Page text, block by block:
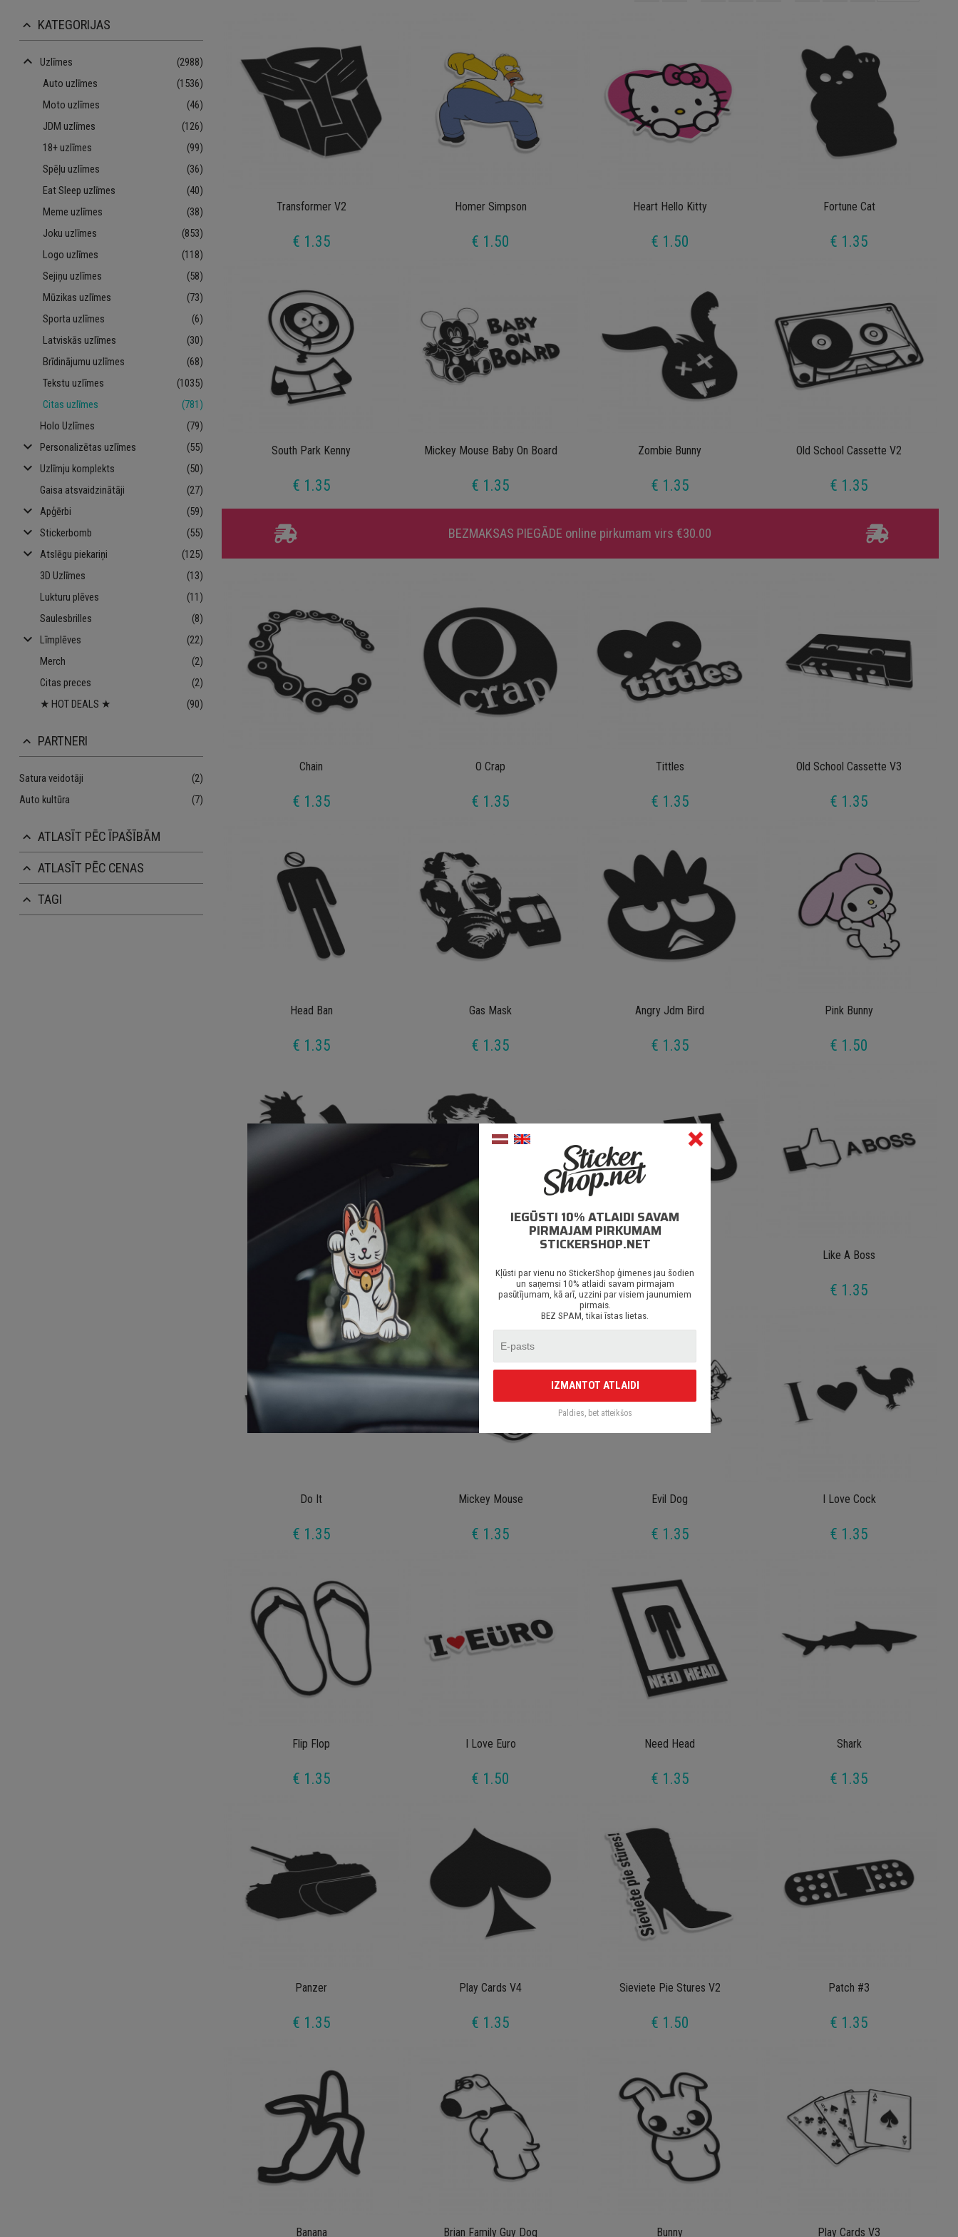
keyboard_arrow_up KATEGORIJAS
keyboard_arrow_up Uzlīmes
(2988)
Auto uzlīmes
(1536)
Moto uzlīmes
(46)
JDM uzlīmes
(126)
18+ uzlīmes
(99)
Spēļu uzlīmes
(36)
Eat Sleep uzlīmes
(40)
Meme uzlīmes
(38)
Joku uzlīmes
(853)
Logo uzlīmes
(118)
Sejiņu uzlīmes
(58)
Mūzikas uzlīmes
(73)
Sporta uzlīmes
(6)
Latviskās uzlīmes
(30)
Brīdinājumu uzlīmes
(68)
Tekstu uzlīmes
(1035)
Citas uzlīmes
(781)
Holo Uzlīmes
(79)
keyboard_arrow_down Personalizētas uzlīmes (55)
keyboard_arrow_down Uzlīmju komplekts
(50)
Gaisa atsvaidzinātāji
(27)
keyboard_arrow_down Apģērbi (59)
keyboard_arrow_down Stickerbomb (55)
keyboard_arrow_down Atslēgu piekariņi
(125)
3D Uzlīmes
(13)
Lukturu plēves
(11)
Saulesbrilles
(8)
keyboard_arrow_down Līmplēves
(22)
Merch
(2)
Citas preces
(2)
★ HOT DEALS ★
(90)
keyboard_arrow_up PARTNERI
Satura veidotāji
(2)
Auto kultūra
(7)
keyboard_arrow_up ATLASĪT PĒC ĪPAŠĪBĀM
keyboard_arrow_up ATLASĪT PĒC CENAS
keyboard_arrow_up TAGI
Transformer V2
€ 1.35
Homer Simpson
€ 1.50
Heart Hello Kitty
€ 1.50
Fortune Cat
€ 1.35
South Park Kenny
€ 1.35
Mickey Mouse Baby On Board
€ 1.35
Zombie Bunny
€ 1.35
Old School Cassette V2
€ 1.35
BEZMAKSAS PIEGĀDE online pirkumam virs €30.00
Chain
€ 1.35
O Crap
€ 1.35
Tittles
€ 1.35
Old School Cassette V3
€ 1.35
Head Ban
€ 1.35
Gas Mask
€ 1.35
Angry Jdm Bird
€ 1.35
Pink Bunny
€ 1.50
Clown With Knife
€ 1.35 € 1.35 € 1.35
Like A Boss
€ 1.35
Do It
€ 1.35
Mickey Mouse
€ 1.35
Evil Dog
€ 1.35
I Love Cock
€ 1.35
Flip Flop
€ 1.35
I Love Euro
€ 1.50
Need Head
€ 1.35
Shark
€ 1.35
Panzer
€ 1.35
Play Cards V4
€ 1.35
Sieviete Pie Stures V2
€ 1.50
Patch #3
€ 1.35
Banana Brian Family Guy Dog Bunny Play Cards V3
IEGŪSTI 10% ATLAIDI SAVAM
PIRMAJAM PIRKUMAM
STICKERSHOP.NET
Kļūsti par vienu no StickerShop ģimenes jau šodien
un saņemsi 10% atlaidi savam pirmajam
pasūtījumam, kā arī, uzzini par visiem jaunumiem
pirmais.
BEZ SPAM, tikai īstas lietas.
IZMANTOT ATLAIDI
Paldies, bet atteikšos